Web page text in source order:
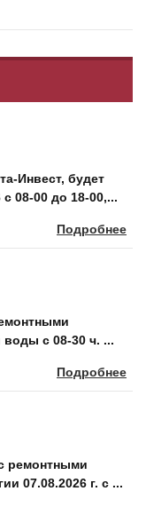
Инвест, будет
08-00 до 18-00,...
Подробнее
воды с 08-30 ч. ...
Подробнее
ремонтными
07.08.2026 г. с ...